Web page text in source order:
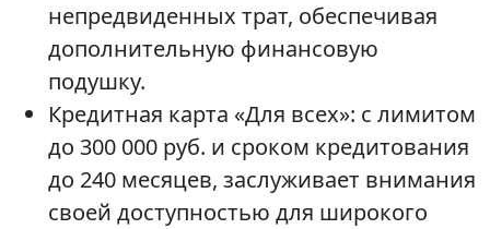
непредвиденных трат, обеспечивая
дополнительную финансовую
подушку.
Кредитная карта «Для всех»: с лимитом
до 300 000 руб. и сроком кредитования
до 240 месяцев, заслуживает внимания
своей доступностью для широкого